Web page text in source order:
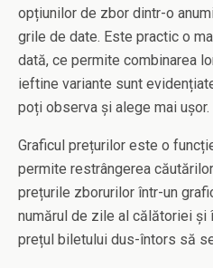
opțiunilor de zbor dintr-o
grile de date. Este practic o
dată, ce permite combinarea
ieftine variante sunt
poți observa și alege mai ușor.
Graficul prețurilor este o
permite restrângerea
prețurile zborurilor într-un
numărul de zile al călătoriei
prețul biletului dus-întors să